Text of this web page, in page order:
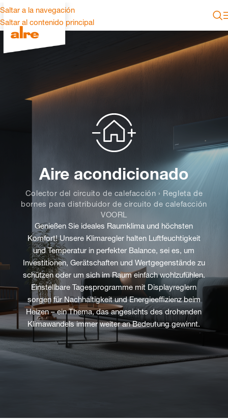
Saltar a la navegación
Saltar al contenido principal
Aire acondicionado
Colector del circuito de calefacción › Regleta de
bornes para distribuidor de circuito de calefacción
VOORL
Genießen Sie ideales Raumklima und höchsten
Komfort! Unsere Klimaregler halten Luftfeuchtigkeit
und Temperatur in perfekter Balance, sei es, um
Investitionen, Gerätschaften und Wertgegenstände zu
schützen oder um sich im Raum einfach wohlzufühlen.
Einstellbare Tagesprogramme mit Displayreglern
sorgen für Nachhaltigkeit und Energieeffizienz beim
Heizen – ein Thema, das angesichts des drohenden
Klimawandels immer weiter an Bedeutung gewinnt.